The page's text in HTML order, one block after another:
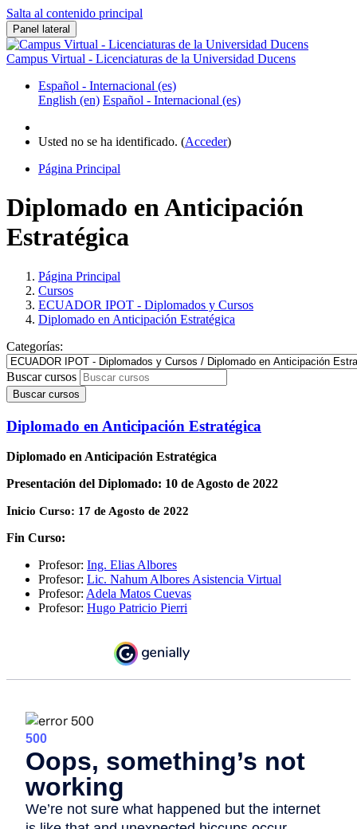
Salta al contenido principal
Panel lateral
Campus Virtual - Licenciaturas de la Universidad Ducens
Español - Internacional ‎(es)‎
English ‎(en)‎ Español - Internacional ‎(es)‎
Usted no se ha identificado. (Acceder)
Página Principal
Diplomado en Anticipación
Estratégica
Página Principal
Cursos
ECUADOR IPOT - Diplomados y Cursos
Diplomado en Anticipación Estratégica
Categorías:
Buscar cursos
Buscar cursos
Diplomado en Anticipación Estratégica
Diplomado en Anticipación Estratégica
Presentación del Diplomado: 10 de Agosto de 2022
Inicio Curso: 17 de Agosto de 2022
Fin Curso:
Profesor: Ing. Elias Albores
Profesor: Lic. Nahum Albores Asistencia Virtual
Profesor: Adela Matos Cuevas
Profesor: Hugo Patricio Pierri